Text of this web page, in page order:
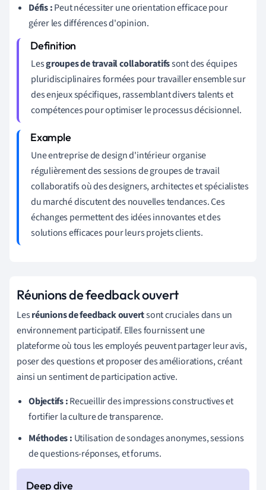
Défis :Peut nécessiter une orientation efficace pour
gérer les différences d'opinion.
Lesgroupes de travail collaboratifssont des équipes
pluridisciplinaires formées pour travailler ensemble sur
des enjeux spécifiques, rassemblant divers talents et
compétences pour optimiser le processus décisionnel.
Une entreprise de design d'intérieur organise
régulièrement des sessions de groupes de travail
collaboratifs où des designers, architectes et spécialistes
du marché discutent des nouvelles tendances. Ces
échanges permettent des idées innovantes et des
solutions efficaces pour leurs projets clients.
Réunions de feedback ouvert
Lesréunions de feedback ouvertsont cruciales dans un
environnement participatif. Elles fournissent une
plateforme où tous les employés peuvent partager leur avis,
poser des questions et proposer des améliorations, créant
ainsi un sentiment de participation active.
Objectifs :Recueillir des impressions constructives et
fortifier la culture de transparence.
Méthodes : Utilisation de sondages anonymes, sessions
de questions-réponses, et forums.